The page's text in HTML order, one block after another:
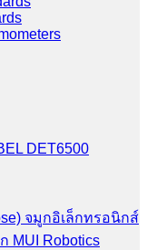
DET6500
จมูกอิเล็กทรอนิกส์
MUI Robotics